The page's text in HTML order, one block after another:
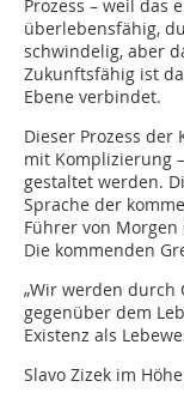
Prozess – weil das
überlebensfähig,
schwindelig, aber
Zukunftsfähig ist
Ebene verbindet.
Dieser Prozess der
mit Komplizierung
gestaltet werden.
Sprache der
Führer von
Die kommenden
„Wir werden durch
gegenüber dem
Existenz als
Slavo Zizek im